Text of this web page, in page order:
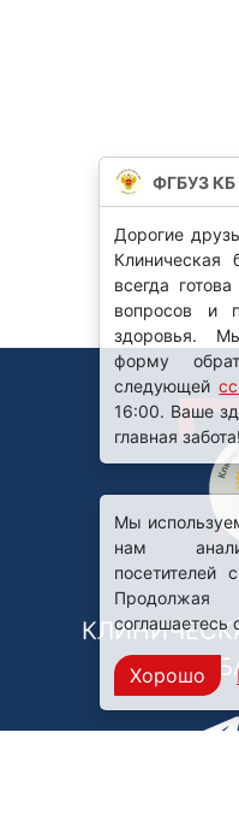
Мы
нам
посетителей
Продолжая
соглашаетесь
Хорошо